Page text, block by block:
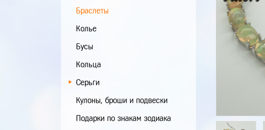
Браслеты
Колье
Бусы
Кольца
Серьги
Кулоны, броши и подвески
Подарки по знакам зодиака